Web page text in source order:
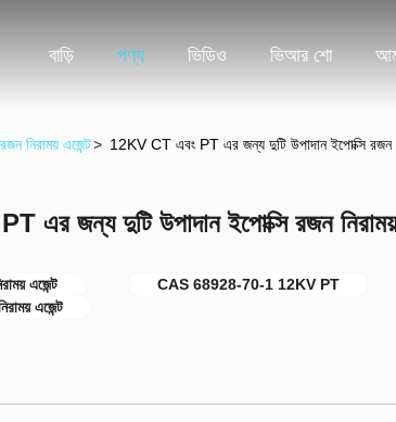
বাড়ি পণ্য ভিডিও ভিআর শো
নিরাময় এজেন্ট> 12KV CT এবং PT এর জন্য দুটি উপাদান ইপোক্সি রজন
এর জন্য দুটি উপাদান ইপোক্সি রজন
এজেন্ট
CAS 68928-70-1 12KV PT
এজেন্ট